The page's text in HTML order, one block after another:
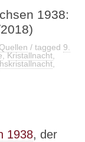
1938:
/ tagged 9.
,Kristallnacht,
,
1938, der